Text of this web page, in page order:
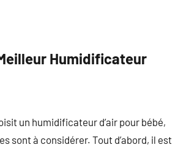
Humidificateur
un humidificateur d’air pour bébé,
sont à considérer. Tout d’abord, il est